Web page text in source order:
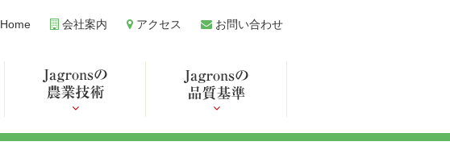
Home 会社案内 アクセス お問い合わせ